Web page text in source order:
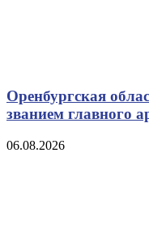
Оренбургская
званием главного
06.08.2026